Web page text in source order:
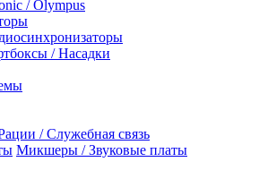
/ Olympus
/ Насадки
/ Служебная связь
Микшеры / Звуковые платы